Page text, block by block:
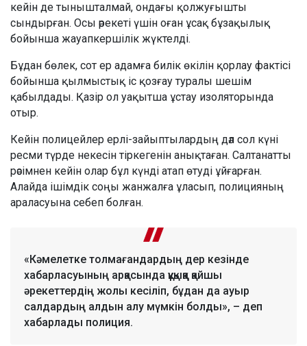
кейін де тынышталмай, ондағы қолжуғышты
сындырған. Осы әрекеті үшін оған ұсақ бұзақылық
бойынша жауапкершілік жүктелді.
Бұдан бөлек, сот ер адамға билік өкілін қорлау фактісі
бойынша қылмыстық іс қозғау туралы шешім
қабылдады. Қазір ол уақытша ұстау изоляторында
отыр.
Кейін полицейлер ерлі-зайыптылардың дәл сол күні
ресми түрде некесін тіркегенін анықтаған. Салтанатты
рәсімнен кейін олар бұл күнді атап өтуді ұйғарған.
Алайда ішімдік соңы жанжалға ұласып, полицияның
араласуына себеп болған.
«Кәмелетке толмағандардың дер кезінде
хабарласуының арқасында құқыққа қайшы
әрекеттердің жолы кесіліп, бұдан да ауыр
салдардың алдын алу мүмкін болды», – деп
хабарлады полиция.